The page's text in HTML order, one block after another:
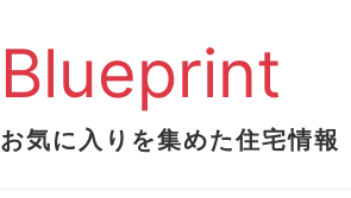
Blueprint
お気に入りを集めた住宅情報